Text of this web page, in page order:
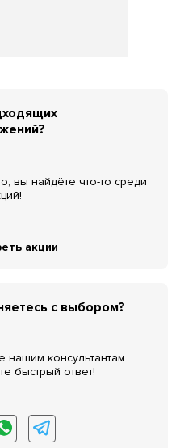
вы найдёте что-то среди
акции
с выбором?
нашим консультантам
быстрый ответ!